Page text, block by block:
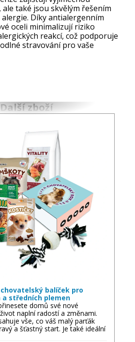
také jsou skvělým řešením
Díky antialergenním
oceli minimalizují riziko
reakcí, což podporuje
stravování pro vaše
Další zboží
chovatelský balíček pro
středních plemen
domů své nové
naplní radostí a změnami.
vše, co váš malý parťák
a šťastný start. Je také ideální